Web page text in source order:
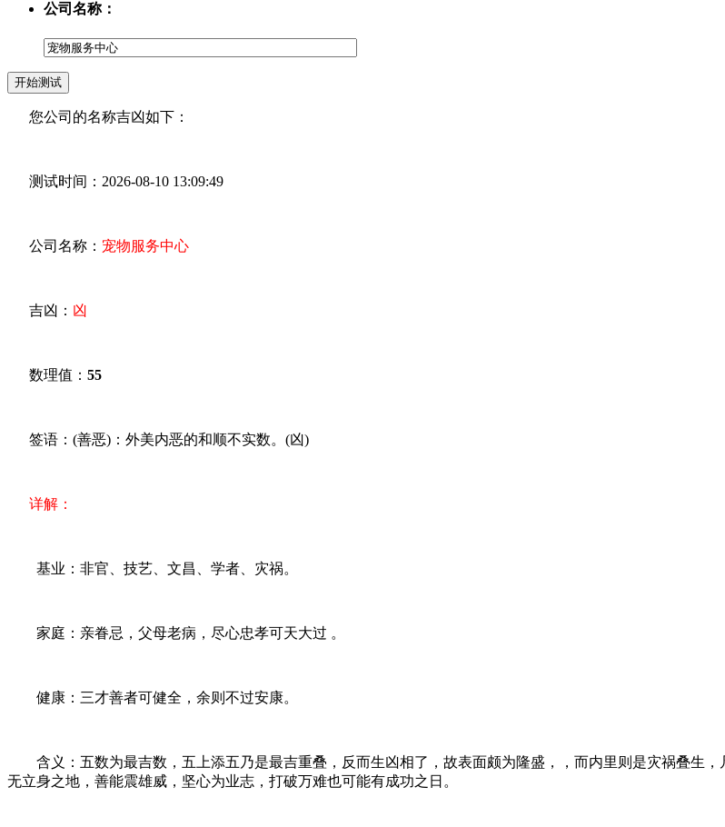
公司名称：
您公司的名称吉凶如下：
测试时间：2026-08-10 13:09:49
公司名称： 宠物服务中心
吉凶： 凶
数理值： 55
签语：(善恶)：外美内恶的和顺不实数。(凶)
详解：
基业：非官、技艺、文昌、学者、灾祸。
家庭：亲眷忌，父母老病，尽心忠孝可天大过 。
健康：三才善者可健全，余则不过安康。
含义：五数为最吉数，五上添五乃是最吉重叠，反而生凶相了，故表面颇为隆盛，，而内里则是灾祸叠生
无立身之地，善能震雄威，坚心为业志，打破万难也可能有成功之日。